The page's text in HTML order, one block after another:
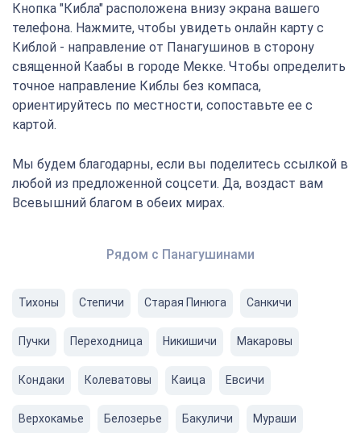
Кнопка "Кибла" расположена внизу экрана вашего
телефона. Нажмите, чтобы увидеть онлайн карту с
Киблой - направление от Панагушинов в сторону
священной Каабы в городе Мекке. Чтобы определить
точное направление Киблы без компаса,
ориентируйтесь по местности, сопоставьте ее с
картой.
Мы будем благодарны, если вы поделитесь ссылкой в
любой из предложенной соцсети. Да, воздаст вам
Всевышний благом в обеих мирах.
Рядом с Панагушинами
Тихоны Степичи Старая Пинюга Санкичи
Пучки Переходница Никишичи Макаровы
Кондаки Колеватовы Каица Евсичи
Верхокамье Белозерье Бакуличи Мураши